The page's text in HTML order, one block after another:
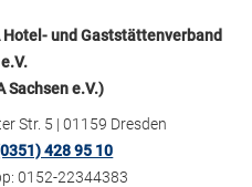
Hotel- und Gaststättenverband
Sachsen e.V.)
Str. 5 | 01159 Dresden
428 95 10
0152-22344383